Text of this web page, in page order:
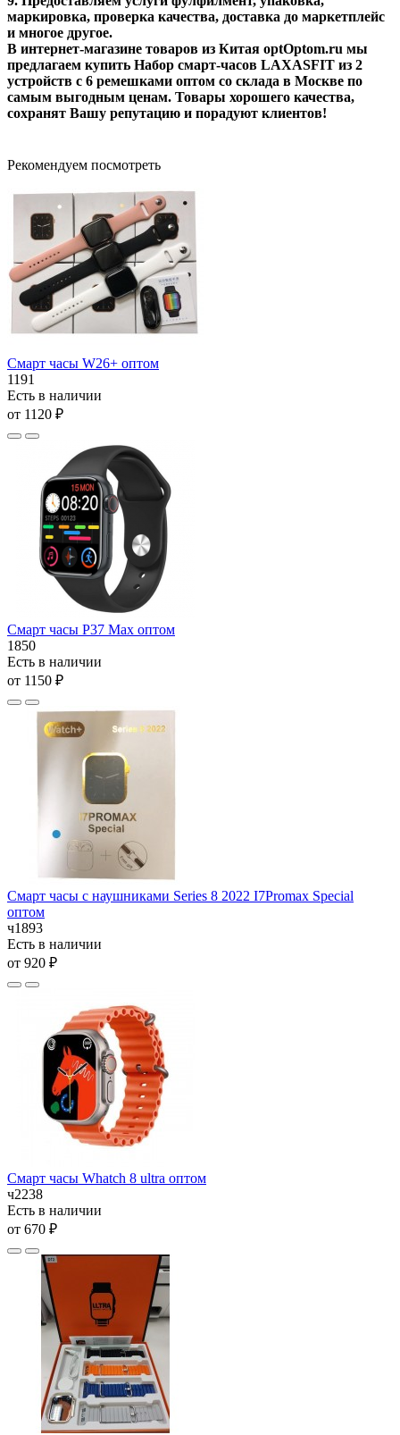
маркировка, проверка качества, доставка до маркетплейс
и многое другое.
В интернет-магазине товаров из Китая optOptom.ru мы
предлагаем купить Набор смарт-часов LAXASFIT из 2
устройств с 6 ремешками оптом со склада в Москве по
самым выгодным ценам. Товары хорошего качества,
сохранят Вашу репутацию и порадуют клиентов!
Рекомендуем посмотреть
Смарт часы W26+ оптом
1191
Есть в наличии
от 1120 ₽
Смарт часы P37 Max оптом
1850
Есть в наличии
от 1150 ₽
Смарт часы с наушниками Series 8 2022 I7Promax Special
оптом
ч1893
Есть в наличии
от 920 ₽
Смарт часы Whatch 8 ultra оптом
ч2238
Есть в наличии
от 670 ₽